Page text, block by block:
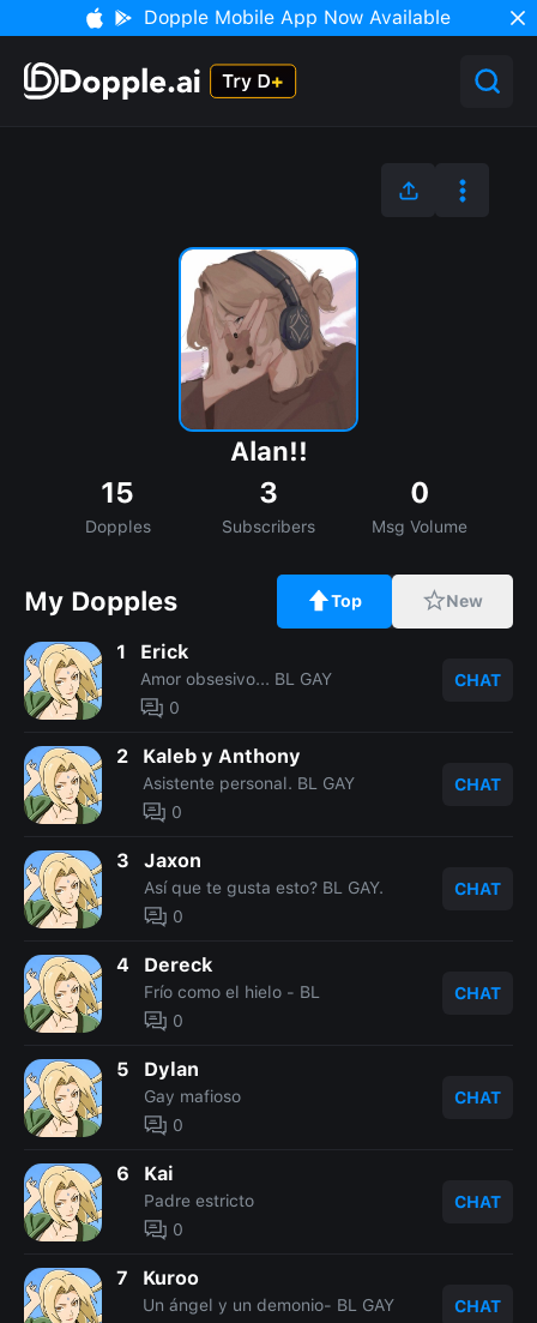
Dopple Mobile App Now Available
Alan!!
15
Dopples
3
Subscribers
0
Msg Volume
My Dopples Top New
1 Erick
Amor obsesivo... BL GAY
0
CHAT
2 Kaleb y Anthony
Asistente personal. BL GAY
0
CHAT
3 Jaxon
Así que te gusta esto? BL GAY.
0
CHAT
4 Dereck
Frío como el hielo - BL
0
CHAT
5 Dylan
Gay mafioso
0
CHAT
6 Kai
Padre estricto
0
CHAT
7 Kuroo
Un ángel y un demonio- BL GAY
CHAT